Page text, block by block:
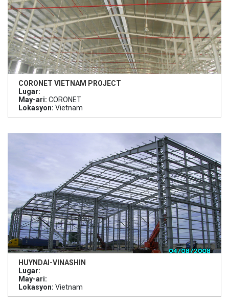
CORONET VIETNAM PROJECT
Lugar:
May-ari: CORONET
Lokasyon: Vietnam
HUYNDAI-VINASHIN
Lugar:
May-ari:
Lokasyon: Vietnam